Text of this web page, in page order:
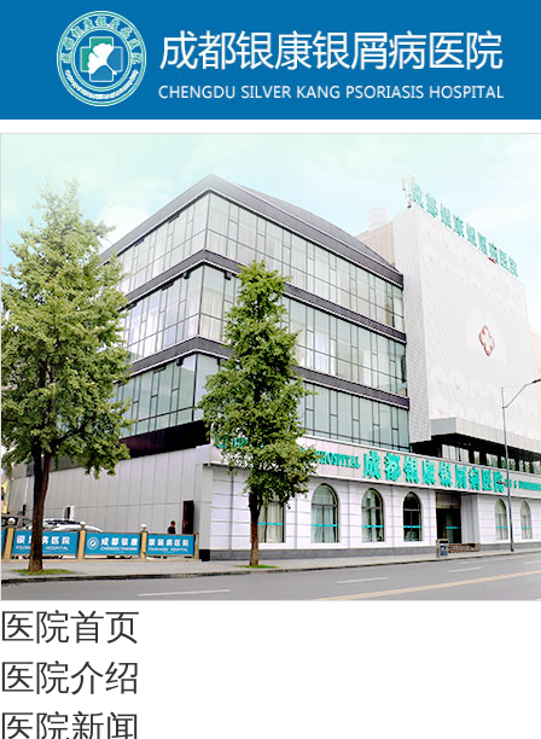
医院首页
医院介绍
医院新闻